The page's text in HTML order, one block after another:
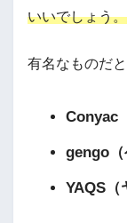
いいでしょう。
有名なものだと
Conyac
gengo（
YAQS（